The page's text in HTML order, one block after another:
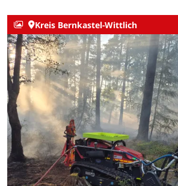
Kreis Bernkastel-Wittlich